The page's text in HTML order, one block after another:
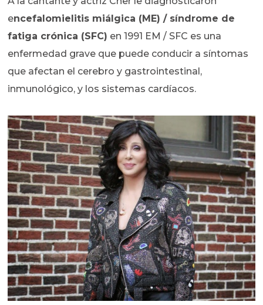
encefalomielitis miálgica (ME) / síndrome de
fatiga crónica (SFC) en 1991 EM / SFC es una
enfermedad grave que puede conducir a síntomas
que afectan el cerebro y gastrointestinal,
inmunológico, y los sistemas cardíacos.